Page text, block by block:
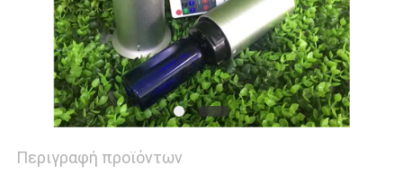
Περιγραφή προϊόντων